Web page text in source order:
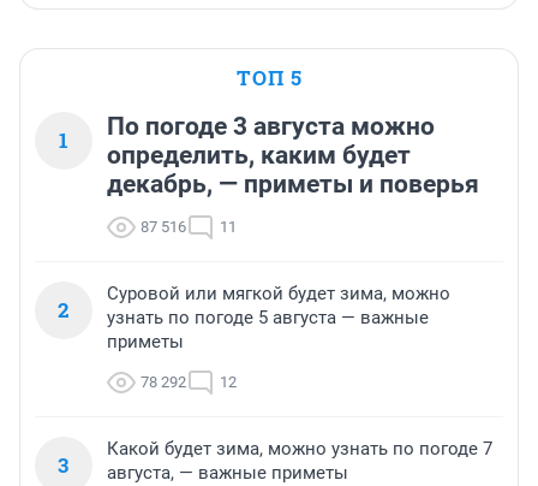
ТОП 5
1
По погоде 3 августа можно
определить, каким будет
декабрь, — приметы и поверья
87 516 11
2
Суровой или мягкой будет зима, можно
узнать по погоде 5 августа — важные
приметы
78 292 12
3
Какой будет зима, можно узнать по погоде 7
августа, — важные приметы